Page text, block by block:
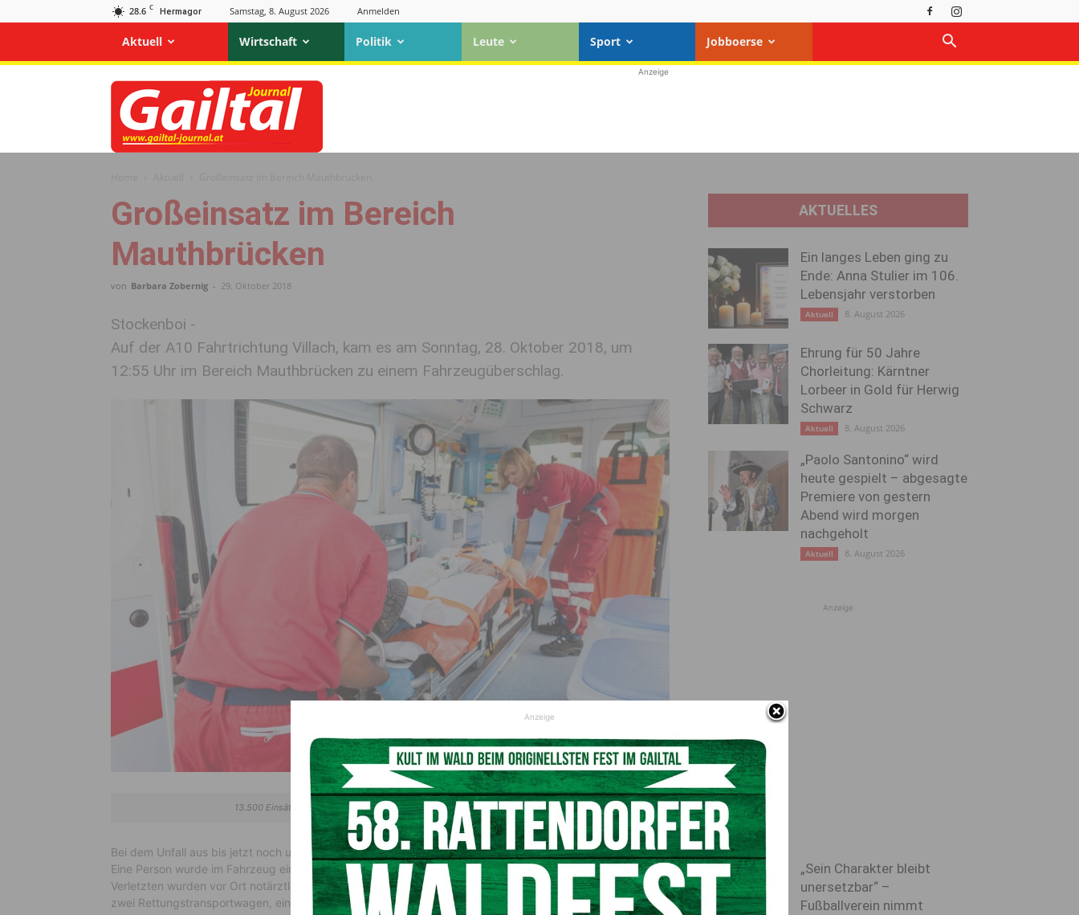
28.6 C Hermagor Samstag, 8. August 2026 Anmelden
Aktuell Wirtschaft Politik Leute Sport Jobboerse
Gailtal
Journal
Anzeige
Großeinsatz im Bereich
Mauthbrücken
von Barbara Zobernig - 29. Oktober 2018
Stockenboi -
Auf der A10 Fahrtrichtung Villach, kam es am Sonntag, 28. Oktober 2018, um
12:55 Uhr im Bereich Mauthbrücken zu einem Fahrzeugüberschlag.
13.500 Einsätze pro Jahr: Not­ärztliche Versorgung wird weiter ab­gesichert
Bei dem Unfall aus bis jetzt noch ungeklärter Ursache wurden drei Personen leicht bis schwer verletzt.
Eine Person wurde im Fahrzeug eingeklemmt, und musste von der Feuerwehr befreit werden. Alle
Verletzten wurden vor Ort notärztlich versorgt und ins LKH Villach sowie KH Spittal transportiert. Es kamen
zwei Rettungstransportwagen, ein Notarzteinsatzfahrzeug, Feuerwehr und Polizei zum Einsatz.
AKTUELLES
Ein langes Leben ging zu
Ende: Anna Stulier im 106.
Lebensjahr verstorben
Aktuell 8. August 2026
Ehrung für 50 Jahre
Chorleitung: Kärntner
Lorbeer in Gold für Herwig
Schwarz
Aktuell 8. August 2026
„Paolo Santonino“ wird
heute gespielt – abgesagte
Premiere von gestern
Abend wird morgen
nachgeholt
Aktuell 8. August 2026
Anzeige
„Sein Charakter bleibt
unersetzbar“ –
Fußballverein nimmt
Anzeige